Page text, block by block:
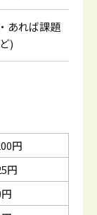
あれば課題
)
円
円